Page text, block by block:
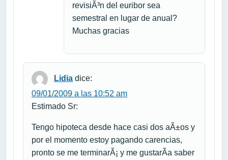
revisiÃ³n del euribor sea
semestral en lugar de anual?
Muchas gracias
Lidia dice:
09/01/2009 a las 10:52 am
Estimado Sr:
Tengo hipoteca desde hace casi dos aÃ±os y
por el momento estoy pagando carencias,
pronto se me terminarÃ¡ y me gustarÃ­a saber